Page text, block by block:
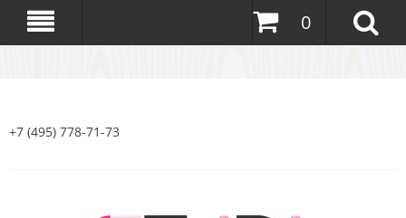
0
+7 (495) 778-71-73